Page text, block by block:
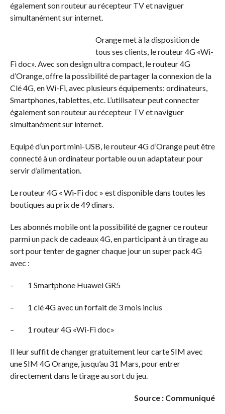
également son routeur au récepteur TV et naviguer
simultanément sur internet.
Orange met à la disposition de
tous ses clients, le routeur 4G «Wi-
Fi doc». Avec son design ultra compact, le routeur 4G
d’Orange, offre la possibilité de partager la connexion de la
Clé 4G, en Wi-Fi, avec plusieurs équipements: ordinateurs,
Smartphones, tablettes, etc. L’utilisateur peut connecter
également son routeur au récepteur TV et naviguer
simultanément sur internet.
Equipé d’un port mini-USB, le routeur 4G d’Orange peut être
connecté à un ordinateur portable ou un adaptateur pour
servir d’alimentation.
Le routeur 4G « Wi-Fi doc » est disponible dans toutes les
boutiques au prix de 49 dinars.
Les abonnés mobile ont la possibilité de gagner ce routeur
parmi un pack de cadeaux 4G, en participant à un tirage au
sort pour tenter de gagner chaque jour un super pack 4G
avec :
– 1 Smartphone Huawei GR5
– 1 clé 4G avec un forfait de 3 mois inclus
– 1 routeur 4G «Wi-Fi doc»
Il leur suffit de changer gratuitement leur carte SIM avec
une SIM 4G Orange, jusqu’au 31 Mars, pour entrer
directement dans le tirage au sort du jeu.
Source : Communiqué